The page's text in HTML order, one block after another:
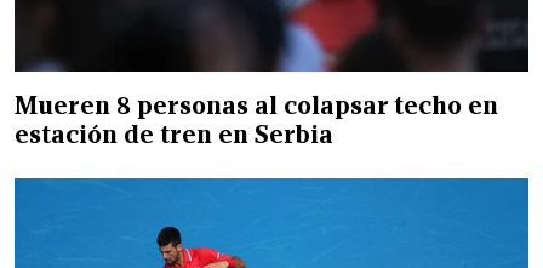
Mueren 8 personas al colapsar techo en
estación de tren en Serbia